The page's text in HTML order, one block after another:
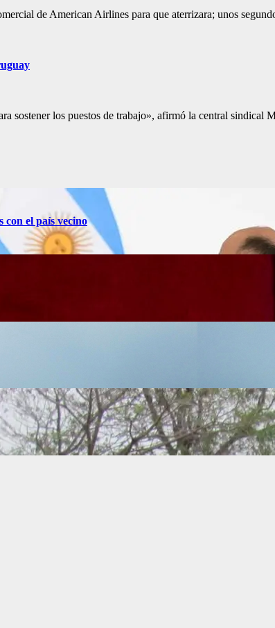
de American Airlines para que aterrizara; unos
sostener los puestos de trabajo», afirmó la central
el país vecino